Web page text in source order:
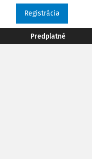
Registrácia
Predplatné